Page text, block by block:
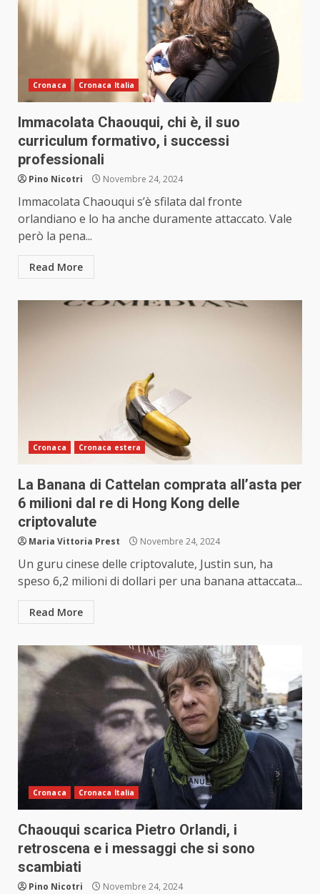
Cronaca Cronaca Italia
Immacolata Chaouqui, chi è, il suo
curriculum formativo, i successi
professionali
Pino Nicotri Novembre 24, 2024
Immacolata Chaouqui s’è sfilata dal fronte
orlandiano e lo ha anche duramente attaccato. Vale
però la pena...
Read More
Cronaca Cronaca estera
La Banana di Cattelan comprata all’asta per
6 milioni dal re di Hong Kong delle
criptovalute
Maria Vittoria Prest Novembre 24, 2024
Un guru cinese delle criptovalute, Justin sun, ha
speso 6,2 milioni di dollari per una banana attaccata...
Read More
Cronaca Cronaca Italia
Chaouqui scarica Pietro Orlandi, i
retroscena e i messaggi che si sono
scambiati
Pino Nicotri Novembre 24, 2024